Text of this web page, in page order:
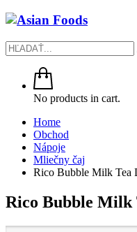
No products in cart.
Home
Obchod
Nápoje
Mliečny čaj
Rico Bubble Milk Tea
Rico Bubble Milk